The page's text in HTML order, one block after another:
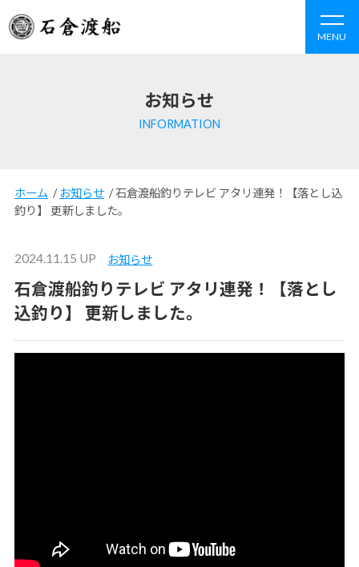
MENU
お知らせ
INFORMATION
ホーム / お知らせ/石倉渡船釣りテレビ アタリ連発！【落とし込
釣り】 更新しました。
2024.11.15 UP お知らせ
石倉渡船釣りテレビ アタリ連発！【落とし
込釣り】 更新しました。